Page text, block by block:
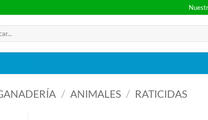
/ ANIMALES / RATICIDAS